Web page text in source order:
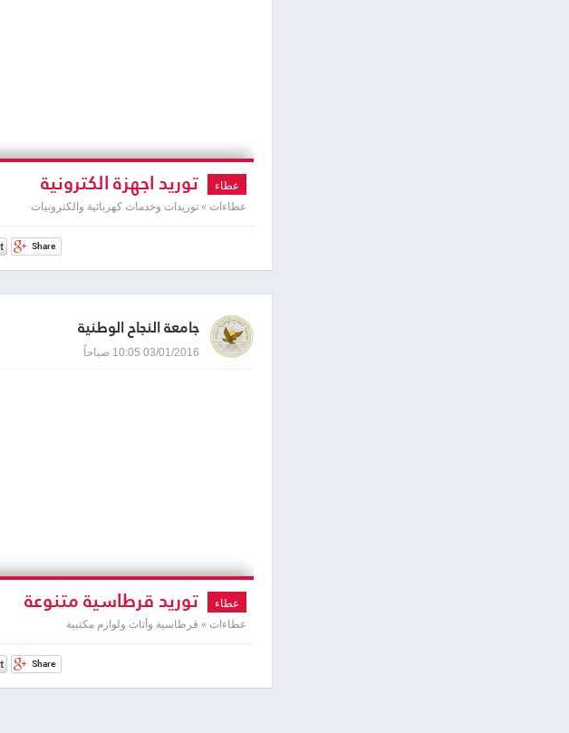
عطاء توريد اجهزة الكترونية
عطاءات » توريدات وخدمات كهربائية والكترونيات
جامعة النجاح الوطنية
03/01/2016 10:05 صباحاً
عطاء توريد قرطاسية متنوعة
عطاءات » قرطاسية وأثاث ولوازم مكتبية